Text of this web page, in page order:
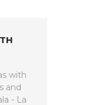
with
and
- La